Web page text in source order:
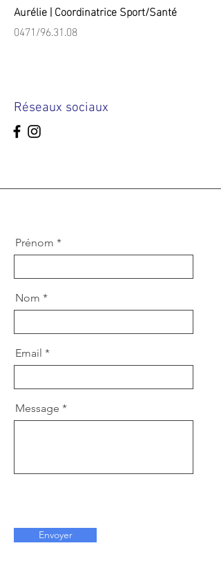
Aurélie | Coordinatrice Sport/Santé
0471/96.31.08
Réseaux sociaux
Prénom
Nom
Email
Message
Envoyer